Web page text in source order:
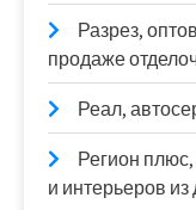
Разрез,
продаже
Реал,
Регион
и интерьеров